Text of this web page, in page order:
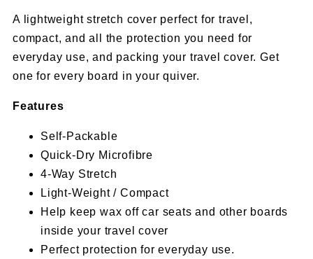
A lightweight stretch cover perfect for travel,
compact, and all the protection you need for
everyday use, and packing your travel cover. Get
one for every board in your quiver.
Features
Self-Packable
Quick-Dry Microfibre
4-Way Stretch
Light-Weight / Compact
Help keep wax off car seats and other boards
inside your travel cover
Perfect protection for everyday use.